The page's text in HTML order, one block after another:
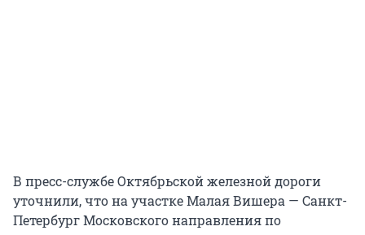
В пресс-службе Октябрьской железной дороги
уточнили, что на участке Малая Вишера — Санкт-
Петербург Московского направления по